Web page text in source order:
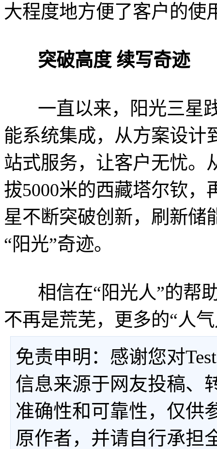
大程度地方便了客户的使
突破高度 续写奇迹
一直以来，阳光三星践
能系统集成，从方案设计
站式服务，让客户无忧。
拔5000米的西藏塔尔钦，
星不断突破创新，刷新储
“阳光”奇迹。
相信在“阳光人”的帮
不再是荒芜，更多的“人
免责申明：感谢您对
信息来源于网友投稿、
准确性和可靠性，仅供
原作者，并请自行承担